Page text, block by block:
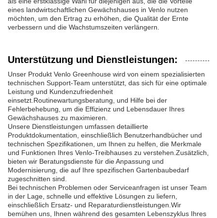
eines landwirtschaftlichen Gewächshauses in Venlo nutzen
möchten, um den Ertrag zu erhöhen, die Qualität der Ernte
verbessern und die Wachstumszeiten verlängern.
Unterstützung und Dienstleistungen:
Unser Produkt Venlo Greenhouse wird von einem spezialisierten
technischen Support-Team unterstützt, das sich für eine optimale
Leistung und Kundenzufriedenheit
einsetzt.Routinewartungsberatung, und Hilfe bei der
Fehlerbehebung, um die Effizienz und Lebensdauer Ihres
Gewächshauses zu maximieren.
Unsere Dienstleistungen umfassen detaillierte
Produktdokumentation, einschließlich Benutzerhandbücher und
technischen Spezifikationen, um Ihnen zu helfen, die Merkmale
und Funktionen Ihres Venlo-Treibhauses zu verstehen.Zusätzlich,
bieten wir Beratungsdienste für die Anpassung und
Modernisierung, die auf Ihre spezifischen Gartenbaubedarf
zugeschnitten sind.
Bei technischen Problemen oder Serviceanfragen ist unser Team
in der Lage, schnelle und effektive Lösungen zu liefern,
einschließlich Ersatz- und Reparaturdienstleistungen.Wir
bemühen uns, Ihnen während des gesamten Lebenszyklus Ihres